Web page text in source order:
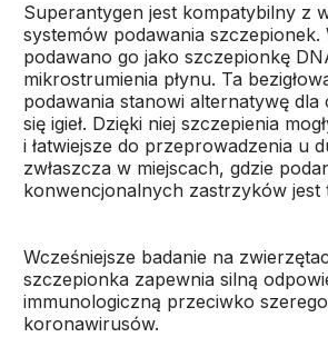
Superantygen jest kompatybilny z
systemów podawania szczepionek.
podawano go jako szczepionkę
mikrostrumienia płynu. Ta
podawania stanowi alternatywę dla
się igieł. Dzięki niej szczepienia
i łatwiejsze do przeprowadzenia u
zwłaszcza w miejscach, gdzie
konwencjonalnych zastrzyków jest
Wcześniejsze badanie na
szczepionka zapewnia silną
immunologiczną przeciwko
koronawirusów.